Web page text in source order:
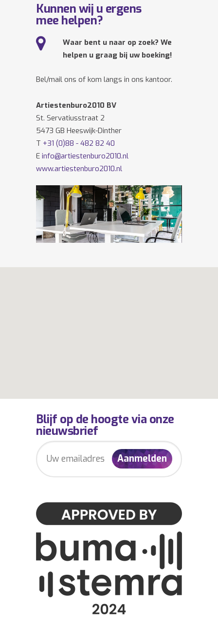
Kunnen wij u ergens
mee helpen?
Waar bent u naar op zoek? We
helpen u graag bij uw boeking!
Bel/mail ons of kom langs in ons kantoor.
Artiestenburo2010 BV
St. Servatiusstraat 2
5473 GB Heeswijk-Dinther
T +31 (0)88 - 482 82 40
E info@artiestenburo2010.nl
www.artiestenburo2010.nl
Volg ons ook opFacebookenTwitter
Blijf op de hoogte via onze
nieuwsbrief